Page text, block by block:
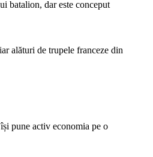
batalion, dar este conceput
alături de trupele franceze din
pune activ economia pe o